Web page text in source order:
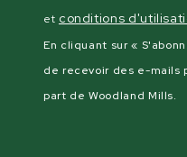
et conditions
En cliquant sur «
de recevoir des e-mails
part de Woodland Mills.